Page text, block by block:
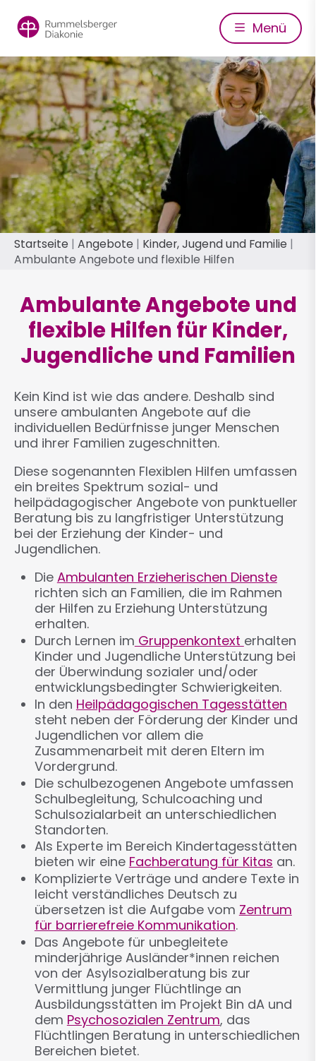
zum
Inhalt
Menü
Pfadnavigation
Startseite Angebote
Kinder, Jugend und Familie
Ambulante Angebote und flexible Hilfen
Ambulante Angebote und
flexible Hilfen für Kinder,
Jugendliche und Familien
Kein Kind ist wie das andere. Deshalb sind
unsere ambulanten Angebote auf die
individuellen Bedürfnisse junger Menschen
und ihrer Familien zugeschnitten.
Diese sogenannten Flexiblen Hilfen umfassen
ein breites Spektrum sozial- und
heilpädagogischer Angebote von punktueller
Beratung bis zu langfristiger Unterstützung
bei der Erziehung der Kinder- und
Jugendlichen.
Die Ambulanten Erzieherischen Dienste
richten sich an Familien, die im Rahmen
der Hilfen zu Erziehung Unterstützung
erhalten.
Durch Lernen im Gruppenkontext erhalten
Kinder und Jugendliche Unterstützung bei
der Überwindung sozialer und/oder
entwicklungsbedingter Schwierigkeiten.
In den Heilpädagogischen Tagesstätten
steht neben der Förderung der Kinder und
Jugendlichen vor allem die
Zusammenarbeit mit deren Eltern im
Vordergrund.
Die schulbezogenen Angebote umfassen
Schulbegleitung, Schulcoaching und
Schulsozialarbeit an unterschiedlichen
Standorten.
Als Experte im Bereich Kindertagesstätten
bieten wir eine Fachberatung für Kitas an.
Komplizierte Verträge und andere Texte in
leicht verständliches Deutsch zu
übersetzen ist die Aufgabe vom Zentrum
für barrierefreie Kommunikation.
Das Angebote für unbegleitete
minderjährige Ausländer*innen reichen
von der Asylsozialberatung bis zur
Vermittlung junger Flüchtlinge an
Ausbildungsstätten im Projekt Bin dA und
dem Psychosozialen Zentrum, das
Flüchtlingen Beratung in unterschiedlichen
Bereichen bietet.